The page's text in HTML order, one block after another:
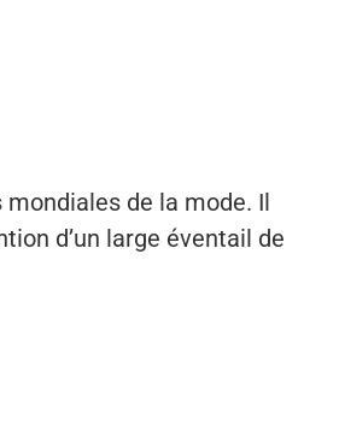
de la mode. Il
d’un large éventail de